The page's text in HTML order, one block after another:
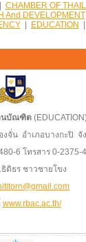
CHAMBER OF
And DEVELOPMENT
| EDUCATION
นบัณฑิต
จั่น อำเภอบางกะปิ จั
6 โทรสาร 0-2375-
ติธร ชาวชายโขง
www.rbac.ac.th/